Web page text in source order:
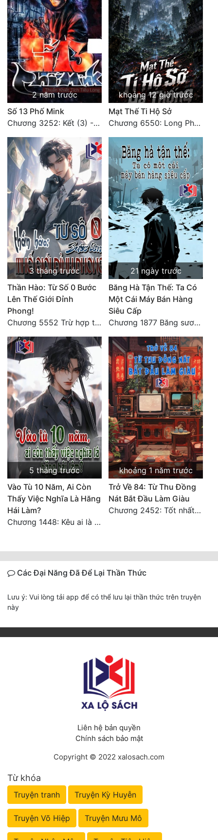
Đẹp Hiệp
Tính Cách Nhân Vật :
Cơ Trí
Sát Phạt Quyết Đoán
Vô Sỉ
Điềm Đạm
2 năm trước
Số 13 Phố Mink
Chương 3252: Kết (3) - HẾT.
khoảng 12 giờ trước
Mạt Thế Ti Hộ Sở
Chương 6550: Long Phượng Thần Trận
3 tháng trước
Thần Hào: Từ Số 0 Bước
Lên Thế Giới Đỉnh
Phong!
Chương 5552 Trừ hợp tác, không còn cách nào khác!
21 ngày trước
Băng Hà Tận Thế: Ta Có
Một Cái Máy Bán Hàng
Siêu Cấp
Chương 1877 Băng sương kết giới
5 tháng trước
Vào Tù 10 Năm, Ai Còn
Thấy Việc Nghĩa Là Hăng
Hái Làm?
Chương 1448: Kêu ai là cha?
khoảng 1 năm trước
Trở Về 84: Từ Thu Đồng
Nát Bắt Đầu Làm Giàu
Chương 2452: Tốt nhất tất cả
Các Đại Năng Đã Để Lại Thần Thức
Lưu ý: Vui lòng tải app để có thể lưu lại thần thức trên truyện
này
Liên hệ bản quyền
Chính sách bảo mật
Copyright © 2022 xalosach.com
Từ khóa
Truyện tranh Truyện Kỳ Huyễn
Truyện Võ Hiệp Truyện Mưu Mô